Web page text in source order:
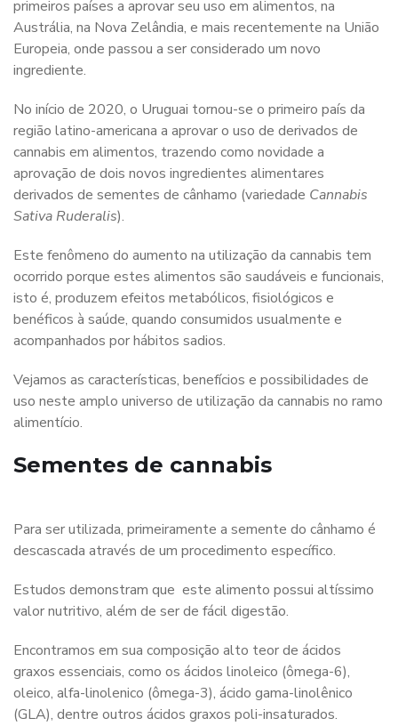
primeiros países a aprovar seu uso em alimentos, na
Austrália, na Nova Zelândia, e mais recentemente na União
Europeia, onde passou a ser considerado um novo
ingrediente.
No início de 2020, o Uruguai tornou-se o primeiro país da
região latino-americana a aprovar o uso de derivados de
cannabis em alimentos, trazendo como novidade a
aprovação de dois novos ingredientes alimentares
derivados de sementes de cânhamo (variedade Cannabis
Sativa Ruderalis).
Este fenômeno do aumento na utilização da cannabis tem
ocorrido porque estes alimentos são saudáveis e funcionais,
isto é, produzem efeitos metabólicos, fisiológicos e
benéficos à saúde, quando consumidos usualmente e
acompanhados por hábitos sadios.
Vejamos as características, benefícios e possibilidades de
uso neste amplo universo de utilização da cannabis no ramo
alimentício.
Sementes de cannabis
Para ser utilizada, primeiramente a semente do cânhamo é
descascada através de um procedimento específico.
Estudos demonstram que este alimento possui altíssimo
valor nutritivo, além de ser de fácil digestão.
Encontramos em sua composição alto teor de ácidos
graxos essenciais, como os ácidos linoleico (ômega-6),
oleico, alfa-linolenico (ômega-3), ácido gama-linolênico
(GLA), dentre outros ácidos graxos poli-insaturados.